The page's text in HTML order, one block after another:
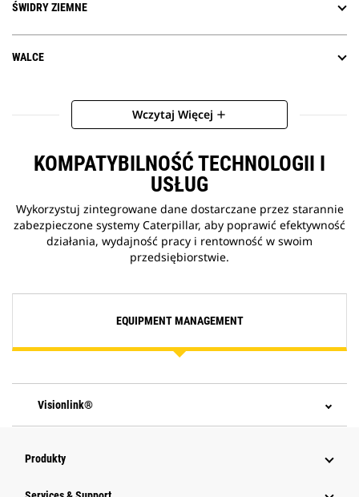
ŚWIDRY ZIEMNE
WALCE
Wczytaj Więcej add
KOMPATYBILNOŚĆ TECHNOLOGII I
USŁUG
Wykorzystuj zintegrowane dane dostarczane przez starannie
zabezpieczone systemy Caterpillar, aby poprawić efektywność
działania, wydajność pracy i rentowność w swoim
przedsiębiorstwie.
EQUIPMENT MANAGEMENT
Visionlink®
Produkty